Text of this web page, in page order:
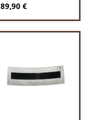
Regulärer Preis:
89,90 €